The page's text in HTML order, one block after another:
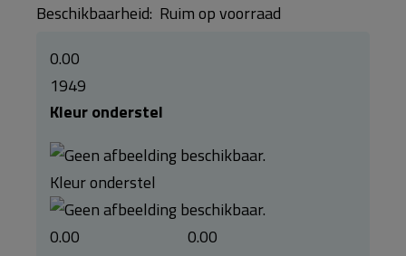
Beschikbaarheid: Ruim op voorraad
0.00
1949
Kleur onderstel
Kleur onderstel
0.00
0.00